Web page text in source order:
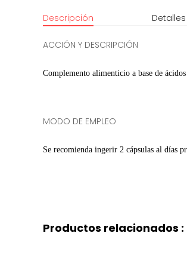
Descripción
ACCIÓN Y DESCRIPCIÓN
Complemento alimenticio a base de
MODO DE EMPLEO
Se recomienda ingerir 2 cápsulas al días
Productos relacionados :